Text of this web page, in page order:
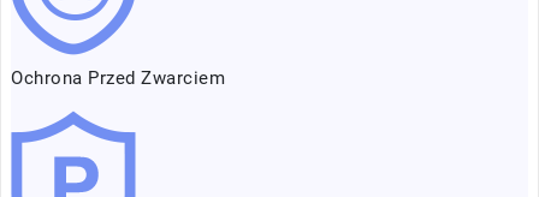
Ochrona Przed Zwarciem